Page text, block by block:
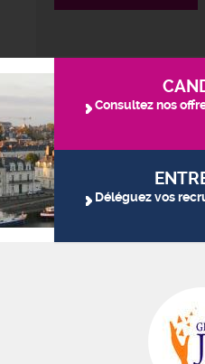
Consultez nos
Déléguez vos